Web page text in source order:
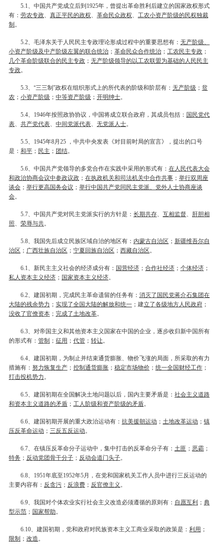
5.1 、中国共产党成立后到1925年，曾提出革命胜利后建立的国家政权形式
有： 劳农专政 真正平民的政权 革命民众政权
工农小资产阶级的民权独裁
制。
5.2、毛泽东关于人民民主专政理论形成过程中的重要思想有： 无产阶级、
小资产阶级及中产阶级左翼的联合统治； 革命民众合作统治； 工农民主专政 ；
几个革命阶级联合的民主专政 ； 无产阶级领导的以工农联盟为基础的人民民主
专政。
5.3、“三三制”政权在组织形式上的所代表的阶级和阶层有： 无产阶级 ； 贫
农 ； 小资产阶级 ； 中等资产阶级 ； 开明绅士。
5.4、 1946年按照政协协议，中国将成立联合政府，其成员包括： 国民党代
表、 共产党代表、 中间党派代表、 无党派人士。
5.5、 1945年8月25 ，中共中央发表《对目前时局的宣言》，提出的口号
是： 和平； 民主 ； 团结。
5.6、中国共产党领导的多党合作在实践中采用的形式有： 在人民代表大会
和政治协商会议中参政议政 ； 在执政机关和司法机关中合作共事； 举行双周座
谈会； 举行更高国务会议 ； 举行中国共产党同民主党派、党外人士协商座谈
会。
5.7、中国共产党对民主党派实行的方针是： 长期共存、 互相监督、 肝胆相
照
荣辱与共。
5.8、我国先后成立民族区域自治的地区有： 内蒙古自治区； 新疆维吾尔自
治区； 广西壮族自治区； 宁夏回族自治区； 西藏自治区。
6.1 、新民主主义社会的经济成分有： 国营经济； 合作社经济； 个体经济；
私人资本主义经济； 国家资本主义经济。
6.2、建国初期，完成民主革命遗留的任务有： 消灭了国民党蒋介石集团在
大陆的残余势力 ； 实现了全国大陆的解放和统一；建立了各级地方人民政府；
没收了官僚资本； 完成了土地改革。
6.3、对帝国主义和其他资本主义国家在中国的企业，逐步收归新中国所有
的形式有： 管制； 征用 ； 代管； 转让。
6.4、建国初期，为制止并结束通货膨胀、物价飞涨的局面，所采取的有力
措施有： 努力恢复生产； 控制通货膨胀； 稳定市场物价； 统一全国财经工作；
打击投机势力。
6.5、建国初期在全国解决土地问题以后，国内主要矛盾是： 社会主义道路
和资本主义道路的矛盾； 工人阶级和资产阶级的矛盾。
6.6、建国初期开展的重大政治运动有： 抗美援朝运动 ； 土地改革运动 ； 镇
压反革命运动 ； 三反五反运动。
6.7、在镇压反革命分子运动中，集中打击的反革命分子有： 土匪 ； 恶霸；
特务 ； 反动党团骨干分子； 反动会道门头子。
6.8、 1951年底至1952年5月，在党和国家机关工作人员中进行三反运动的
主要内容有： 反贪污； 反浪费； 反官僚主义 。
6.9、我国对个体农业实行社会主义改造必须遵循的原则有： 自愿互利 ； 典
型示范； 国家帮助。
6.10、建国初期，党和政府对民族资本主义工商业采取的政策是： 利用 ；
限制； 改造。